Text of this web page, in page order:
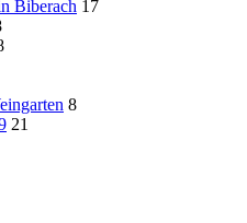
Biberach 17
8
21